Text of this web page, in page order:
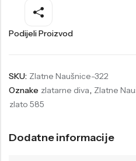
Podijeli Proizvod
SKU: Zlatne Naušnice-322
Oznake zlatarne diva, Zlatne
zlato 585
Dodatne informacije
Welder
Liu-Jo
Daniel Klein
Festina
Wesse
Wesse
Daisy Dixon
Liu-Jo
Diesel
Lotus